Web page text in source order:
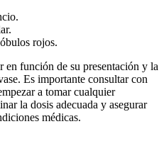
rojos.
función de su presentación y la
Es importante consultar con
a tomar cualquier
la dosis adecuada y asegurar
médicas.